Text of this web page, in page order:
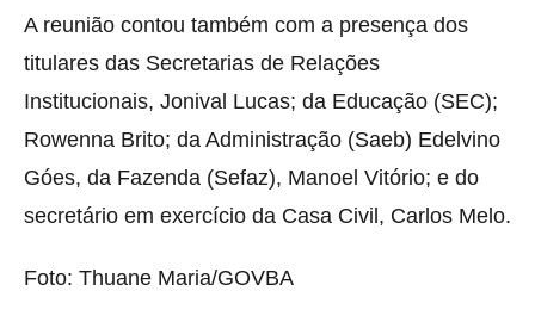
A reunião contou também com a presença dos
titulares das Secretarias de Relações
Institucionais, Jonival Lucas; da Educação (SEC);
Rowenna Brito; da Administração (Saeb) Edelvino
Góes, da Fazenda (Sefaz), Manoel Vitório; e do
secretário em exercício da Casa Civil, Carlos Melo.
Foto: Thuane Maria/GOVBA